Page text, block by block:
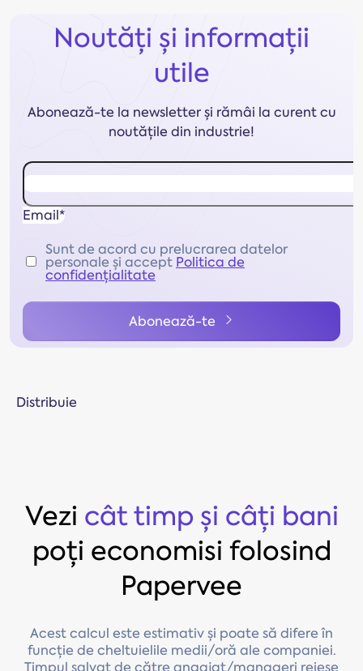
Noutăți și informații
utile
Abonează-te la newsletter și rămâi la curent cu
noutățile din industrie!
Email*
Sunt de acord cu prelucrarea datelor
personale și accept Politica de
confidențialitate
Abonează-te
Distribuie
Vezi cât timp și câți bani
poți economisi folosind
Papervee
Acest calcul este estimativ și poate să difere în
funcție de cheltuielile medii/oră ale companiei.
Timpul salvat de către angajat/manageri reiese